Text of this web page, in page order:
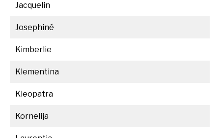
Jacquelin
Josephiné
Kimberlie
Klementina
Kleopatra
Kornelija